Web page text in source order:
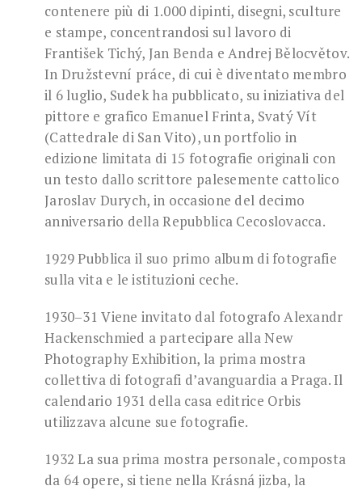
contenere più di 1.000 dipinti, disegni, sculture
e stampe, concentrandosi sul lavoro di
František Tichý, Jan Benda e Andrej Bělocvětov.
In Družstevní práce, di cui è diventato membro
il 6 luglio, Sudek ha pubblicato, su iniziativa del
pittore e grafico Emanuel Frinta, Svatý Vít
(Cattedrale di San Vito), un portfolio in
edizione limitata di 15 fotografie originali con
un testo dallo scrittore palesemente cattolico
Jaroslav Durych, in occasione del decimo
anniversario della Repubblica Cecoslovacca.
1929 Pubblica il suo primo album di fotografie
sulla vita e le istituzioni ceche.
1930–31 Viene invitato dal fotografo Alexandr
Hackenschmied a partecipare alla New
Photography Exhibition, la prima mostra
collettiva di fotografi d’avanguardia a Praga. Il
calendario 1931 della casa editrice Orbis
utilizzava alcune sue fotografie.
1932 La sua prima mostra personale, composta
da 64 opere, si tiene nella Krásná jizba, la